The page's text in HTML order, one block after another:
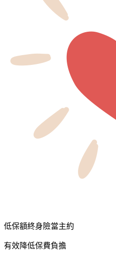
低保額終身險當主約
有效降低保費負擔